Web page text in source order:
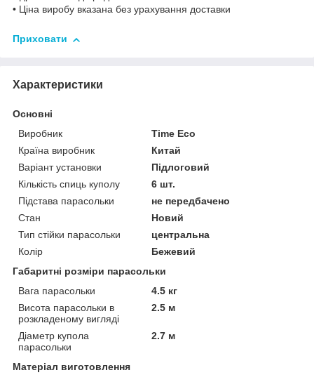
• Ціна виробу вказана без урахування доставки
Приховати
Характеристики
Основні
Виробник
Time Eco
Країна виробник
Китай
Варіант установки
Підлоговий
Кількість спиць куполу
6 шт.
Підстава парасольки
не передбачено
Стан
Новий
Тип стійки парасольки
центральна
Колір
Бежевий
Габаритні розміри парасольки
Вага парасольки
4.5 кг
Висота парасольки в
розкладеному вигляді
2.5 м
Діаметр купола
парасольки
2.7 м
Матеріал виготовлення